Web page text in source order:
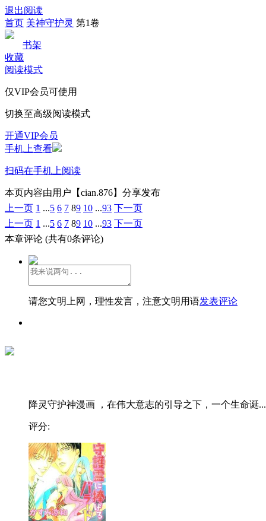
退出阅读
首页 美神守护灵 第1卷
书架
收藏
阅读模式
仅VIP会员可使用
切换至高级阅读模式
开通VIP会员
手机上查看
扫码在手机上阅读
本页内容由用户【cian.876】分享发布
上一页 1 ...5 6 7 89 10 ...93 下一页
上一页 1 ...5 6 7 89 10 ...93 下一页
本章评论 (共有0条评论)
请您文明上网，理性发言，注意文明用语发表评论
降灵守护神漫画 ，在伟大意志的引导之下，一个生命诞...
评分: